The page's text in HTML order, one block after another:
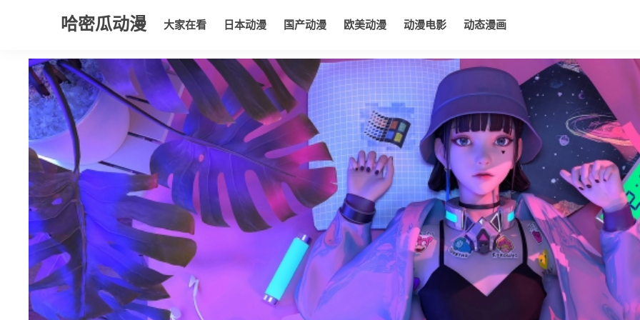
哈密瓜动漫 大家在看 日本动漫 国产动漫 欧美动漫 动漫电影 动态漫画
大家在看 日本动漫 国产动漫 欧美动漫 动漫电影 动态漫画